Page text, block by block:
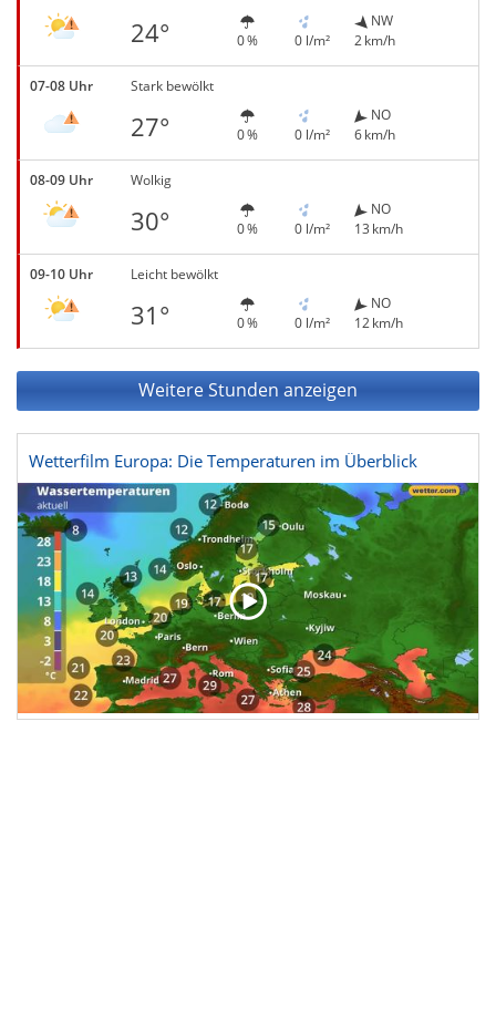
24° 0 % 0 l/m²
NW
2 km/h
07-08 Uhr Stark bewölkt
27° 0 % 0 l/m²
NO
6 km/h
08-09 Uhr Wolkig
30° 0 % 0 l/m²
NO
13 km/h
09-10 Uhr Leicht bewölkt
31° 0 % 0 l/m²
NO
12 km/h
Weitere Stunden anzeigen
Wetterfilm Europa: Die Temperaturen im Überblick